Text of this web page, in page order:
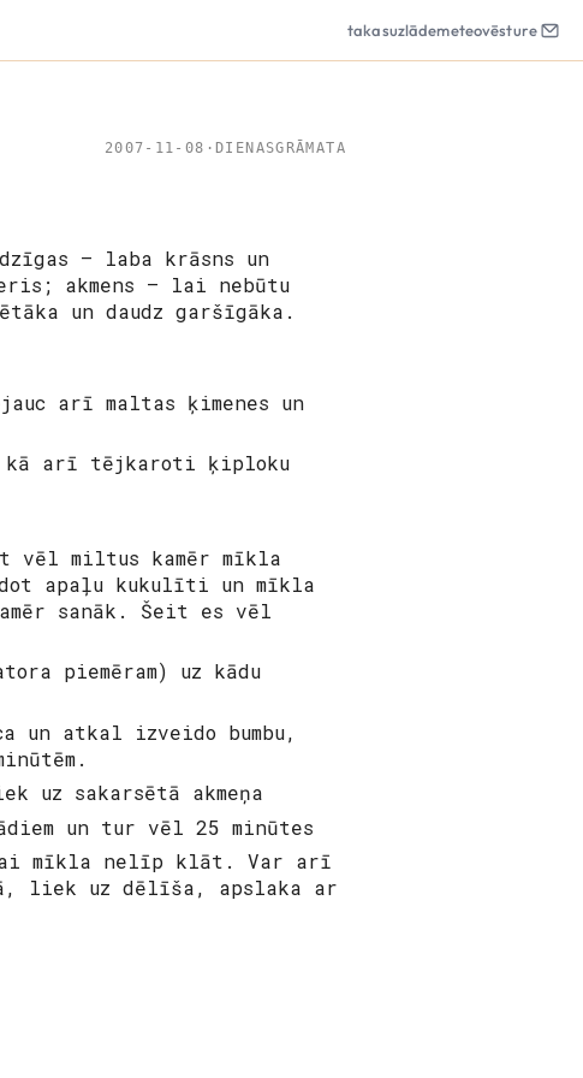
takasuzlādemeteovēsture
2007-11-08 · DIENASGRĀMATA
– laba krāsns un
akmens – lai nebūtu
un daudz garšīgāka.
arī maltas ķimenes un
kā arī tējkaroti ķiploku
miltus kamēr mīkla
apaļu kukulīti un mīkla
sanāk. Šeit es vēl
piemēram) uz kādu
atkal izveido bumbu,
uz sakarsētā akmeņa
un tur vēl 25 minūtes
vai mīkla nelīp klāt. Var arī
liek uz dēlīša, apslaka ar